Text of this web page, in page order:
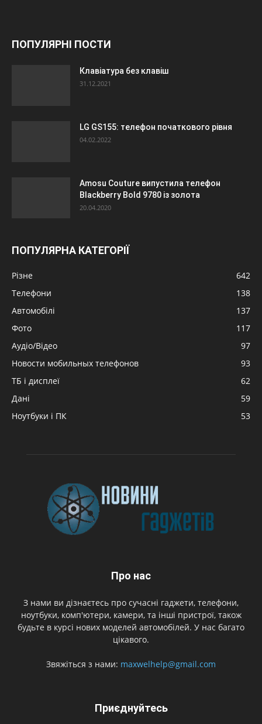
ПОПУЛЯРНІ ПОСТИ
Клавіатура без клавіш
31.12.2021
LG GS155: телефон початкового рівня
04.02.2022
Amosu Couture випустила телефон
Blackberry Bold 9780 із золота
20.04.2020
ПОПУЛЯРНА КАТЕГОРІЇ
Різне
642
Телефони
138
Автомобілі
137
Фото
117
Аудіо/Відео
97
Новости мобильных телефонов
93
ТБ і дисплеї
62
Дані
59
Ноутбуки і ПК
53
Про нас
З нами ви дізнаєтесь про сучасні гаджети, телефони,
ноутбуки, комп'ютери, камери, та інші пристрої, також
будьте в курсі нових моделей автомобілей. У нас багато
цікавого.
Звяжіться з нами: maxwelhelp@gmail.com
Приєднуйтесь